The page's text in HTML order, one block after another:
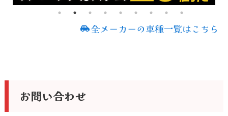
全メーカーの車種一覧はこちら
お問い合わせ